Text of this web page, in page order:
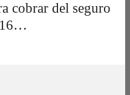
cobrar del seguro